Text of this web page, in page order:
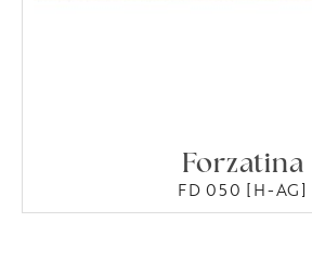
Forzatina
FD 050 [H-AG]